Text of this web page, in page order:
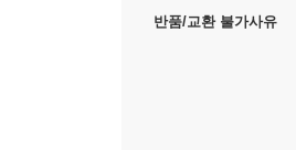
반품/교환 불가사유